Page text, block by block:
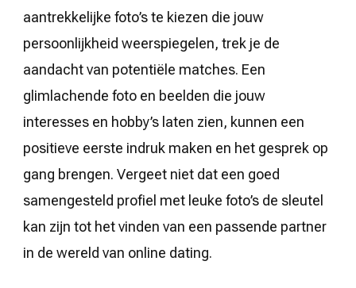
aantrekkelijke foto’s te kiezen die jouw
persoonlijkheid weerspiegelen, trek je de
aandacht van potentiële matches. Een
glimlachende foto en beelden die jouw
interesses en hobby’s laten zien, kunnen een
positieve eerste indruk maken en het gesprek op
gang brengen. Vergeet niet dat een goed
samengesteld profiel met leuke foto’s de sleutel
kan zijn tot het vinden van een passende partner
in de wereld van online dating.